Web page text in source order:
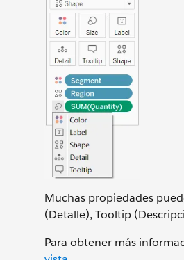
Muchas propiedades
(Detalle), Tooltip
Para obtener más